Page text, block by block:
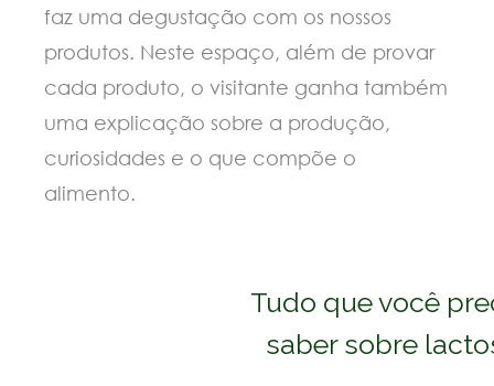
faz uma degustação com os nossos
produtos. Neste espaço, além de provar
cada produto, o visitante ganha também
uma explicação sobre a produção,
curiosidades e o que compõe o
alimento.
Tudo que você
saber sobre